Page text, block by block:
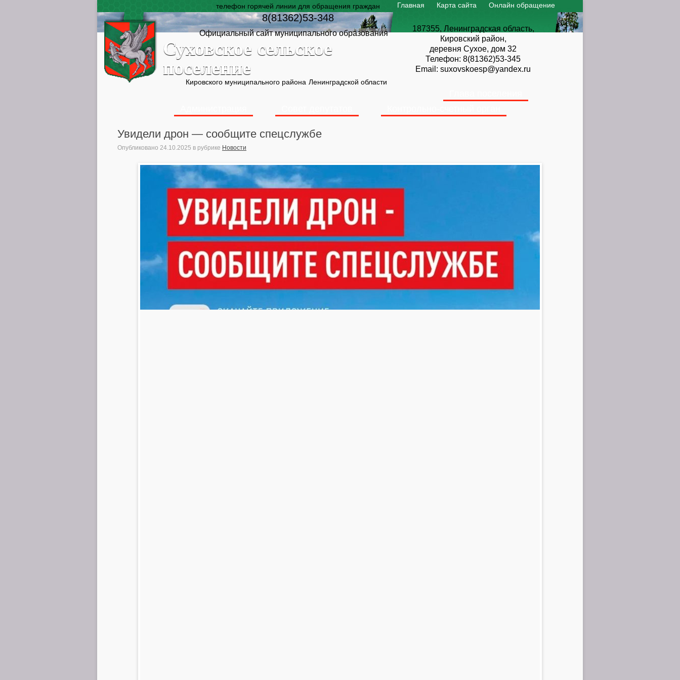
телефон горячей линии для обращения граждан
8(81362)53-348
Официальный сайт муниципального образования
Суховское сельское
поселение
Кировского муниципального района Ленинградской области
Главная Карта сайта Онлайн обращение
187355, Ленинградская область,
Кировский район,
деревня Сухое, дом 32
Телефон: 8(81362)53-345
Email: suxovskoesp@yandex.ru
Увидели дрон — сообщите спецслужбе
Опубликовано 24.10.2025 в рубрике Новости